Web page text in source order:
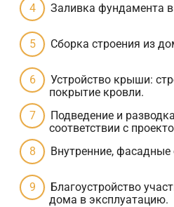
Заливка фундамента
Сборка строения из
Устройство крыши:
покрытие кровли.
Подведение и
соответствии с
Внутренние,
Благоустройство
дома в эксплуатацию.